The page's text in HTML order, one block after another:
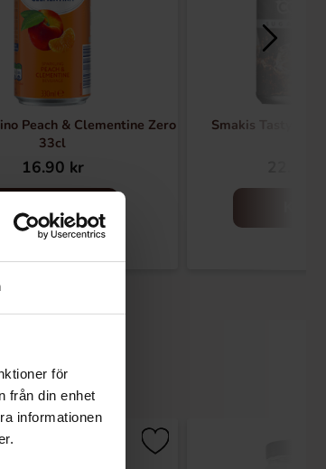
för
från din enhet
informationen
Peach & Clementine Zero
33cl
16.90 kr
Smakis Tasty